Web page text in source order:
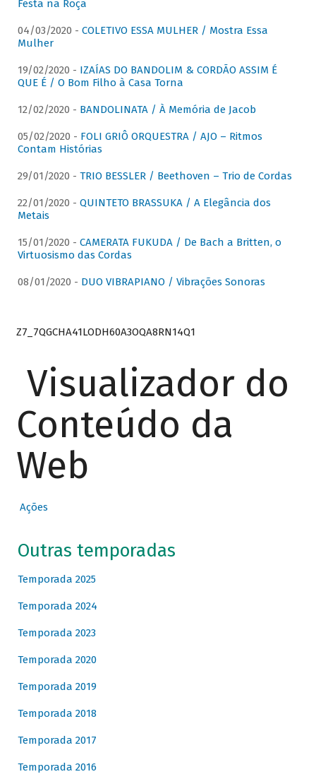
Festa na Roça
04/03/2020 - COLETIVO ESSA MULHER / Mostra Essa
Mulher
19/02/2020 - IZAÍAS DO BANDOLIM & CORDÃO ASSIM É
QUE É / O Bom Filho à Casa Torna
12/02/2020 - BANDOLINATA / À Memória de Jacob
05/02/2020 - FOLI GRIÔ ORQUESTRA / AJO – Ritmos
Contam Histórias
29/01/2020 - TRIO BESSLER / Beethoven – Trio de Cordas
22/01/2020 - QUINTETO BRASSUKA / A Elegância dos
Metais
15/01/2020 - CAMERATA FUKUDA / De Bach a Britten, o
Virtuosismo das Cordas
08/01/2020 - DUO VIBRAPIANO / Vibrações Sonoras
Z7_7QGCHA41LODH60A3OQA8RN14Q1
Visualizador do
Conteúdo da
Web
Ações
Outras temporadas
Temporada 2025
Temporada 2024
Temporada 2023
Temporada 2020
Temporada 2019
Temporada 2018
Temporada 2017
Temporada 2016